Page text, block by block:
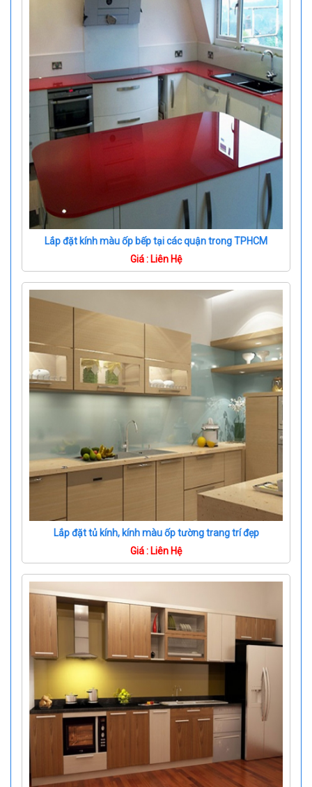
Lắp đặt kính màu ốp bếp tại các quận trong TPHCM
Giá : Liên Hệ
Lắp đặt tủ kính, kính màu ốp tường trang trí đẹp
Giá : Liên Hệ